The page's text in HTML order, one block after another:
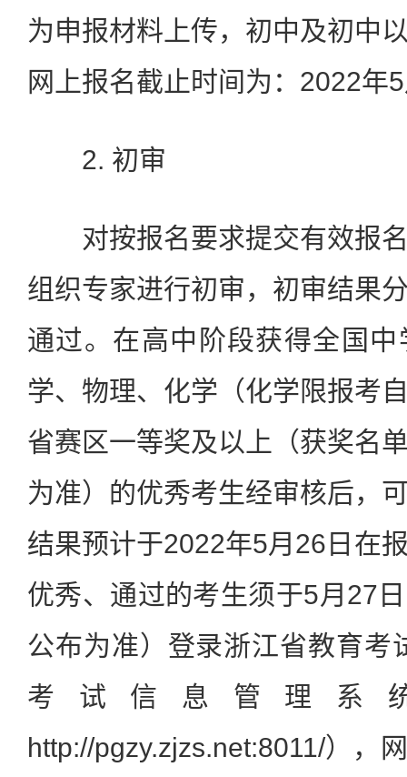
为申报材料上传，初中及初中
网上报名截止时间为：2022年
2. 初审
对按报名要求提交有效报名
组织专家进行初审，初审结果
通过。在高中阶段获得全国
学、物理、化学（化学限报考
省赛区一等奖及以上（获奖名
为准）的优秀考生经审核后，
结果预计于2022年5月26日在
优秀、通过的考生须于5月27
公布为准）登录浙江省教育考
考试信息管理系
http://pgzy.zjzs.net:8011/），